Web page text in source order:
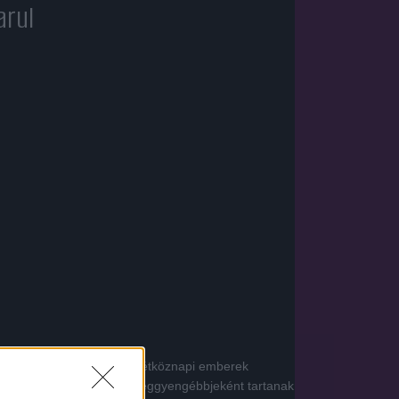
Hirdetés átugrása
elleni küzdelemhez a hétköznapi emberek
Vadász, akit a világ leggyengébbjeként tartanak